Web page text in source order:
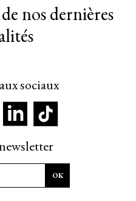
nos dernières
sociaux